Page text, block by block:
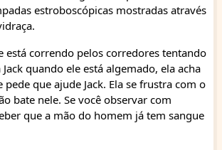
estroboscópicas mostradas através
está correndo pelos corredores tentando
quando ele está algemado, ela acha
que ajude Jack. Ela se frustra com o
bate nele. Se você observar com
que a mão do homem já tem sangue